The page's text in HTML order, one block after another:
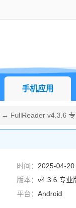
手机应用
→ FullReader v4.3.6
时间： 2025-04-20
版本： v4.3.6 专业
平台： Android